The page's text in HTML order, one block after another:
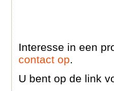
Interesse in een
contact op.
U bent op de link